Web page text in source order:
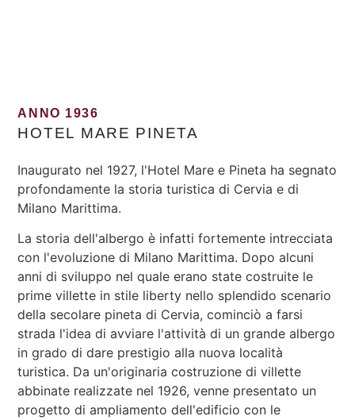
ANNO 1936
HOTEL MARE PINETA
Inaugurato nel 1927, l'Hotel Mare e Pineta ha segnato
profondamente la storia turistica di Cervia e di
Milano Marittima.
La storia dell'albergo è infatti fortemente intrecciata
con l'evoluzione di Milano Marittima. Dopo alcuni
anni di sviluppo nel quale erano state costruite le
prime villette in stile liberty nello splendido scenario
della secolare pineta di Cervia, cominciò a farsi
strada l'idea di avviare l'attività di un grande albergo
in grado di dare prestigio alla nuova località
turistica. Da un'originaria costruzione di villette
abbinate realizzate nel 1926, venne presentato un
progetto di ampliamento dell'edificio con le